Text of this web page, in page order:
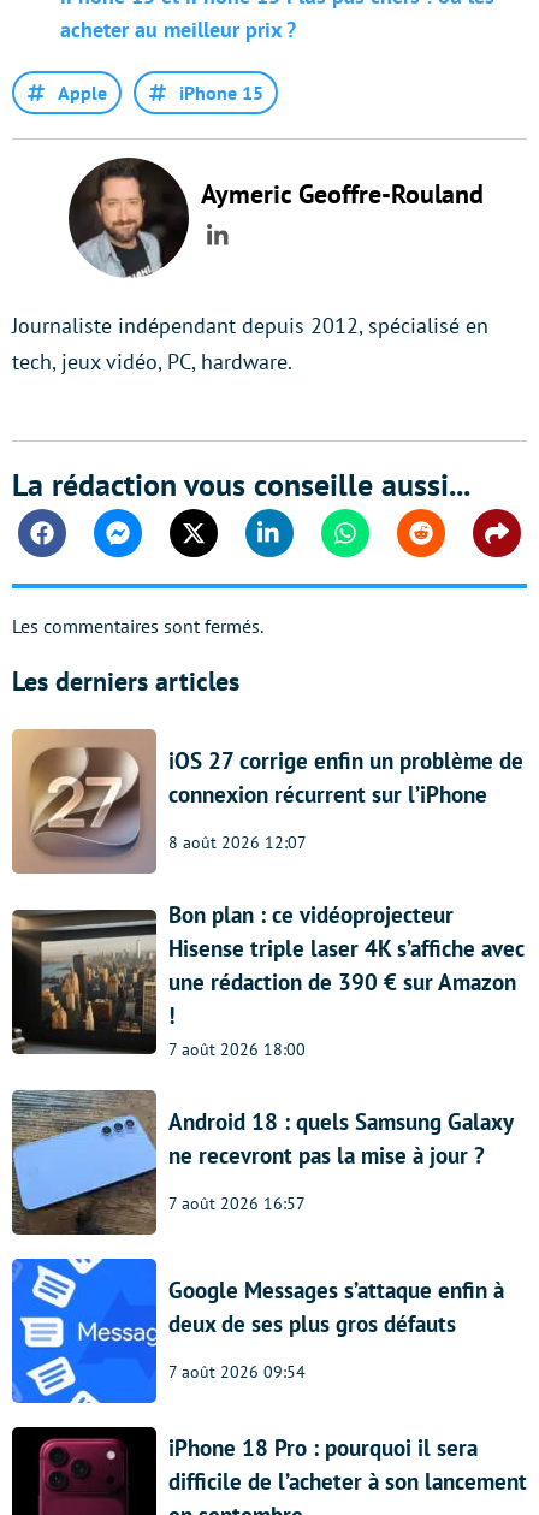
acheter au meilleur prix ?
Apple iPhone 15
Aymeric Geoffre-Rouland
LinkedIn
Journaliste indépendant depuis 2012, spécialisé en
tech, jeux vidéo, PC, hardware.
La rédaction vous conseille aussi...
FacebookMessengerTwitter Linkedin WhatsappReddit
Les commentaires sont fermés.
Les derniers articles
iOS 27 corrige enfin un problème de
connexion récurrent sur l’iPhone
8 août 2026 12:07
Bon plan : ce vidéoprojecteur
Hisense triple laser 4K s’affiche avec
une rédaction de 390 € sur Amazon
!
7 août 2026 18:00
Android 18 : quels Samsung Galaxy
ne recevront pas la mise à jour ?
7 août 2026 16:57
Google Messages s’attaque enfin à
deux de ses plus gros défauts
7 août 2026 09:54
iPhone 18 Pro : pourquoi il sera
difficile de l’acheter à son lancement